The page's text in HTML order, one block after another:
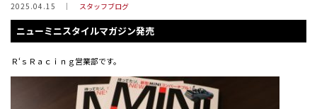
STORE
ABOUT US
CONTACT
2025.04.15 スタッフブログ
ニューミニスタイルマガジン発売
Ｒ‘ｓＲａｃｉｎｇ営業部です。